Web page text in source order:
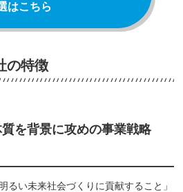
はこちら
の特徴
を背景に攻めの事業戦略
るい未来社会づくりに貢献すること」